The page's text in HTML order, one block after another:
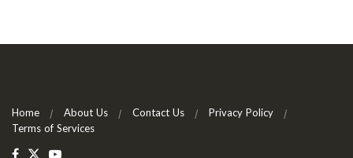
Home About Us Contact Us
Privacy Policy
Terms of Services